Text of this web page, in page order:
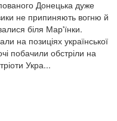
Донецька дуже
не припиняють вогню й
біля Мар'їнки.
на позиціях української
побачили обстріли на
Укра...